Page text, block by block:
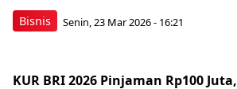
Bisnis Senin, 23 Mar 2026 - 16:21
KUR BRI 2026 Pinjaman Rp100 Juta,